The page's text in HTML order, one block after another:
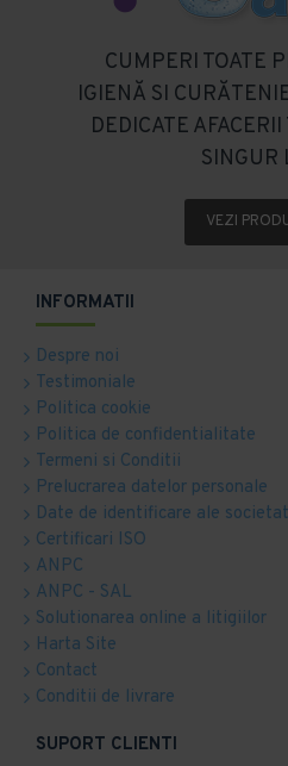
CUMPERI TOATE
IGIENĂ SI
DEDICATE
SINGUR
VEZI
INFORMATII
Despre noi
Testimoniale
Politica cookie
Politica de confidentialitate
Termeni si Conditii
Prelucrarea datelor personale
Date de identificare ale
Certificari ISO
ANPC
ANPC - SAL
Solutionarea online a litigiilor
Harta Site
Contact
Conditii de livrare
SUPORT CLIENTI